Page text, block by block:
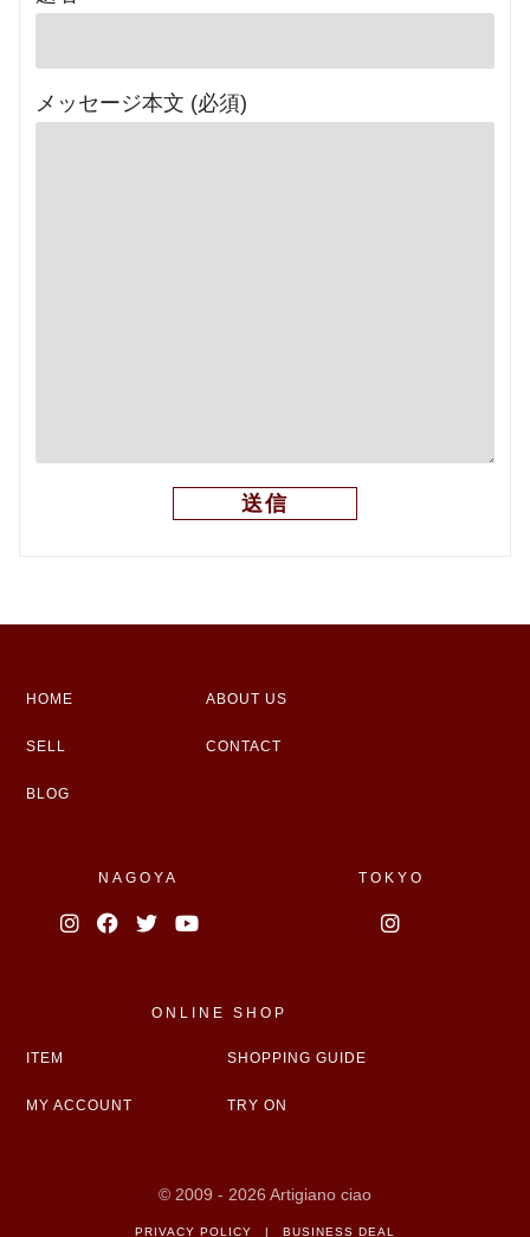
メッセージ本文 (必須)
HOME ABOUT US
SELL CONTACT
BLOG
NAGOYA TOKYO
ONLINE SHOP
ITEM SHOPPING GUIDE
MY ACCOUNT TRY ON
© 2009 - 2026 Artigiano ciao
PRIVACY POLICY BUSINESS DEAL